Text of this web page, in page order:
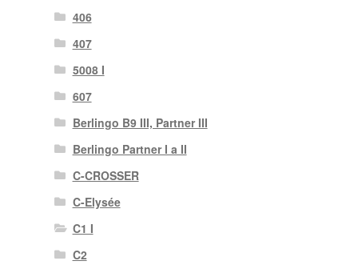
406
407
5008 I
607
Berlingo B9 III, Partner III
Berlingo Partner I a II
C-CROSSER
C-Elysée
C1 I
C2